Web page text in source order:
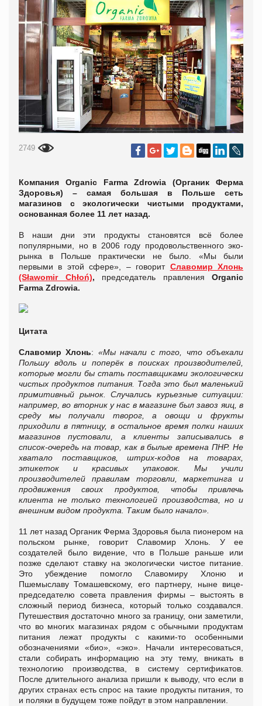
2749
Компания Organic Farma Zdrowia (Органик Ферма
Здоровья) – самая большая в Польше сеть
магазинов с экологически чистыми продуктами,
основанная более 11 лет назад.
В наши дни эти продукты становятся всё более
популярными, но в 2006 году продовольственного эко-
рынка в Польше практически не было. «Мы были
первыми в этой сфере», – говорит Славомир Хлонь
(Sławomir Chłoń), председатель правления Organic
Farma Zdrowia.
Цитата
Славомир Хлонь: «Мы начали с того, что объехали
Польшу вдоль и поперёк в поисках производителей,
которые могли бы стать поставщиками экологически
чистых продуктов питания. Тогда это был маленький
примитивный рынок. Случались курьезные ситуации:
например, во вторник у нас в магазине был завоз яиц, в
среду мы получали творог, а овощи и фрукты
приходили в пятницу, в остальное время полки наших
магазинов пустовали, а клиенты записывались в
список-очередь на товар, как в былые времена ПНР. Не
хватало поставщиков, штрих-кодов на товарах,
этикеток и красивых упаковок. Мы учили
производителей правилам торговли, маркетинга и
продвижения своих продуктов, чтобы привлечь
клиента не только технологией производства, но и
внешним видом продукта. Таким было начало».
11 лет назад Органик Ферма Здоровья была пионером на
польском рынке, говорит Славомир Хлонь. У ее
создателей было видение, что в Польше раньше или
позже сделают ставку на экологически чистое питание.
Это убеждение помогло Славомиру Хлоню и
Пшемыславу Томашевскому, его партнеру, ныне вице-
председателю совета правления фирмы – выстоять в
сложный период бизнеса, который только создавался.
Путешествия достаточно много за границу, они заметили,
что во многих магазинах рядом с обычными продуктам
питания лежат продукты с какими-то особенными
обозначениями «био», «эко». Начали интересоваться,
стали собирать информацию на эту тему, вникать в
технологию производства, в систему сертификатов.
После длительного анализа пришли к выводу, что если в
других странах есть спрос на такие продукты питания, то
и поляки в будущем тоже пойдут в этом направлении.